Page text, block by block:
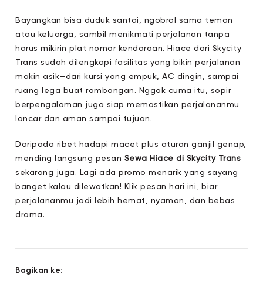
Bayangkan bisa duduk santai, ngobrol sama teman
atau keluarga, sambil menikmati perjalanan tanpa
harus mikirin plat nomor kendaraan. Hiace dari Skycity
Trans sudah dilengkapi fasilitas yang bikin perjalanan
makin asik—dari kursi yang empuk, AC dingin, sampai
ruang lega buat rombongan. Nggak cuma itu, sopir
berpengalaman juga siap memastikan perjalananmu
lancar dan aman sampai tujuan.
Daripada ribet hadapi macet plus aturan ganjil genap,
mending langsung pesan Sewa Hiace di Skycity Trans
sekarang juga. Lagi ada promo menarik yang sayang
banget kalau dilewatkan! Klik pesan hari ini, biar
perjalananmu jadi lebih hemat, nyaman, dan bebas
drama.
Bagikan ke: